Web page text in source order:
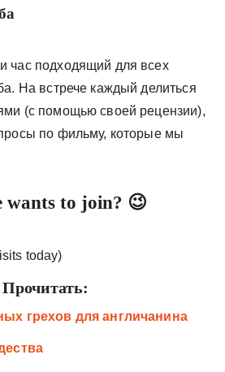
час подходящий для всех
На встрече каждый делиться
(с помощью своей рецензии),
по фильму, которые мы
wants to join? 😉
today)
грехов для англичанина